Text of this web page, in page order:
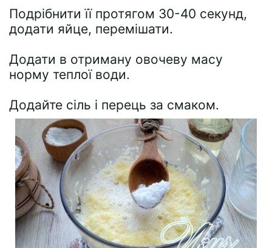
Подрібнити її протягом 30-40 секунд,
додати яйце, перемішати.
Додати в отриману овочеву масу
норму теплої води.
Додайте сіль і перець за смаком.